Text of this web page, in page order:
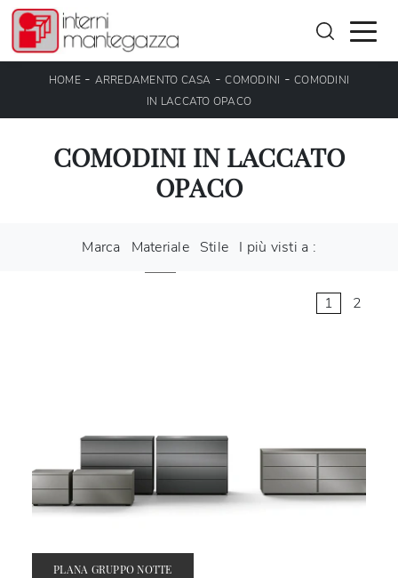
HOME- ARREDAMENTO CASA -COMODINI -COMODINI
IN LACCATO OPACO
COMODINI IN LACCATO
OPACO
Marca Materiale Stile I più visti a :
1 2
PLANA GRUPPO NOTTE